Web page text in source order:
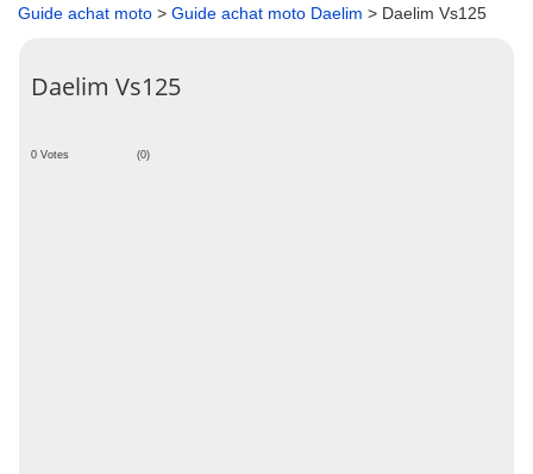
Guide achat moto > Guide achat moto Daelim > Daelim Vs125
Daelim Vs125
0 Votes (0)